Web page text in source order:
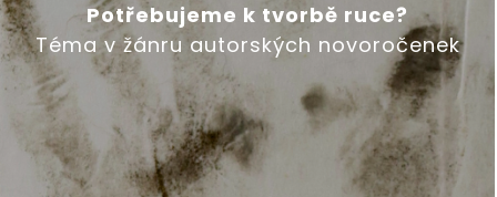
Potřebujeme k tvorbě ruce?
Téma v žánru autorských novoročenek